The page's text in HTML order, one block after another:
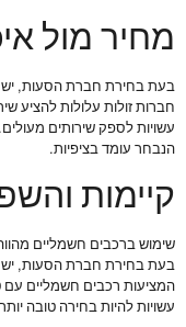
מחיר מול
בעת בחירת חברת הסעות, יש
חברות זולות עלולות להציע
עשויות לספק שירותים
הנבחר עומד בציפיות.
קיימות
שימוש ברכבים חשמליים
בעת בחירת חברת הסעות,
המציעות רכבים חשמליים עם
עשויות להיות בחירה טובה